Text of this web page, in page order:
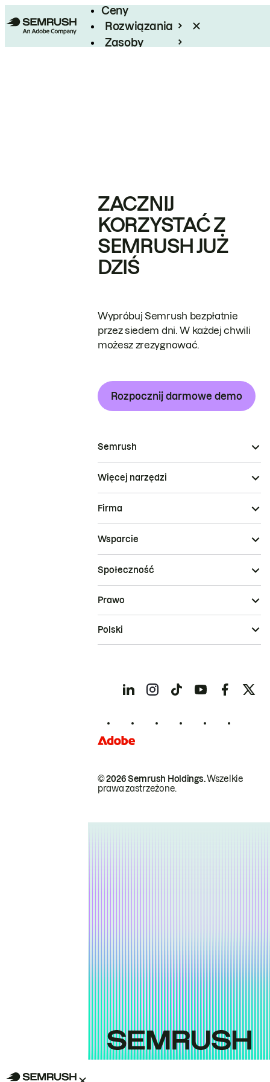
Ceny
Rozwiązania
Zasoby
ZACZNIJ
KORZYSTAĆ Z
SEMRUSH JUŻ
DZIŚ
Wypróbuj Semrush bezpłatnie
przez siedem dni. W każdej chwili
możesz zrezygnować.
Rozpocznij darmowe demo
Semrush
Więcej narzędzi
Firma
Wsparcie
Społeczność
© 2026 Semrush Holdings.Wszelkie
prawa zastrzeżone.
Prawo
Polski